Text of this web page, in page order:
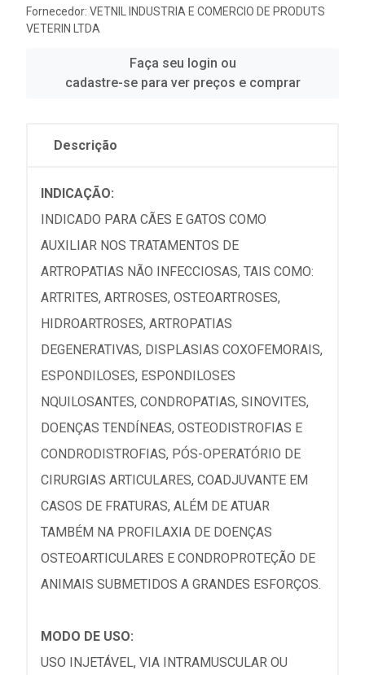
Fornecedor: VETNIL INDUSTRIA E COMERCIO DE PRODUTS
VETERIN LTDA
Faça seu login ou
cadastre-se para ver preços e comprar
Descrição
INDICAÇÃO:
INDICADO PARA CÃES E GATOS COMO
AUXILIAR NOS TRATAMENTOS DE
ARTROPATIAS NÃO INFECCIOSAS, TAIS COMO:
ARTRITES, ARTROSES, OSTEOARTROSES,
HIDROARTROSES, ARTROPATIAS
DEGENERATIVAS, DISPLASIAS COXOFEMORAIS,
ESPONDILOSES, ESPONDILOSES
NQUILOSANTES, CONDROPATIAS, SINOVITES,
DOENÇAS TENDÍNEAS, OSTEODISTROFIAS E
CONDRODISTROFIAS, PÓS-OPERATÓRIO DE
CIRURGIAS ARTICULARES, COADJUVANTE EM
CASOS DE FRATURAS, ALÉM DE ATUAR
TAMBÉM NA PROFILAXIA DE DOENÇAS
OSTEOARTICULARES E CONDROPROTEÇÃO DE
ANIMAIS SUBMETIDOS A GRANDES ESFORÇOS.
MODO DE USO:
USO INJETÁVEL, VIA INTRAMUSCULAR OU